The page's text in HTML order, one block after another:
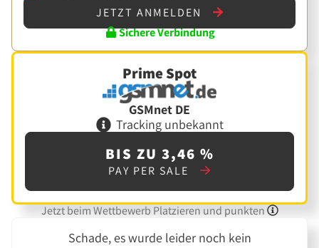
JETZT ANMELDEN
Sichere Verbindung
Prime Spot
GSMnet DE
Tracking unbekannt
BIS ZU 3,46 %
PAY PER SALE
Jetzt beim Wettbewerb Platzieren und punkten
Schade, es wurde leider noch kein